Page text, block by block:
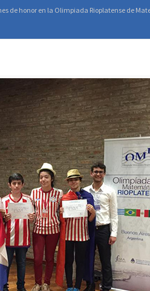
de honor en la Olimpiada Rioplatense de